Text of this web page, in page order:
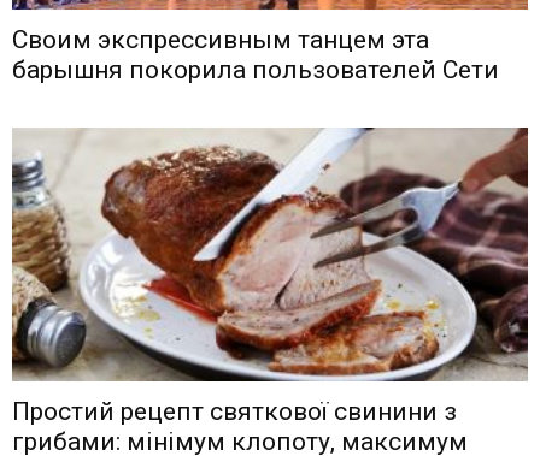
Своим экспрессивным танцем эта
барышня покорила пользователей Сети
Простий рецепт святкової свинини з
грибами: мінімум клопоту, максимум